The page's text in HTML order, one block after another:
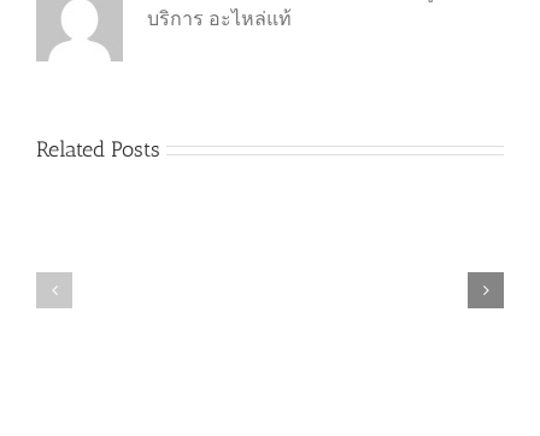
บริการ อะไหล่แท้
Related Posts
ซื้อโดรน DJI รุ่นไหน
ดี(2022) ราคาแต่ละรุ่น